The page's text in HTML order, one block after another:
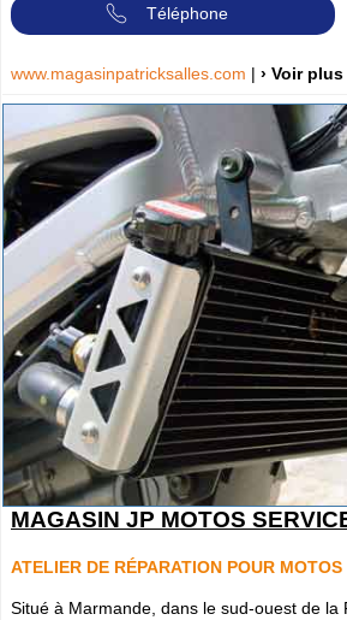
Téléphone
www.magasinpatricksalles.com | › Voir
MAGASIN JP MOTOS
ATELIER DE RÉPARATION POUR MOTOS
Situé à Marmande, dans le sud-ouest de la